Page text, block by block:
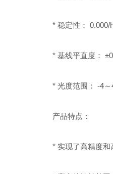
* 稳定性： 0.000/h
* 基线平直度：
* 光度范围： -4～
产品特点：
* 实现了高精度和